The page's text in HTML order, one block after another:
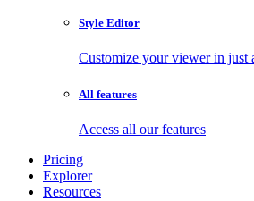
Style Editor
Customize your viewer in just
All features
Access all our features
Pricing
Explorer
Resources